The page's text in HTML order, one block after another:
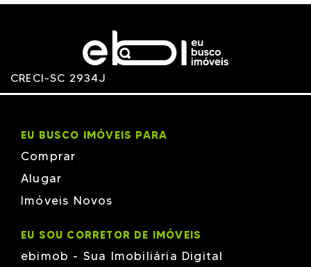
CRECI-SC 2934J
EU BUSCO IMÓVEIS PARA
Comprar
Alugar
Imóveis Novos
EU SOU CORRETOR DE IMÓVEIS
ebimob - Sua Imobiliária Digital